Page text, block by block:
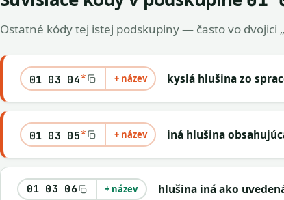
Ostatné kódy tej istej podskupiny — často vo dvojici
01 03 04* + název kyslá hlušina zo
01 03 05* + název iná hlušina
01 03 06 + název hlušina iná ako